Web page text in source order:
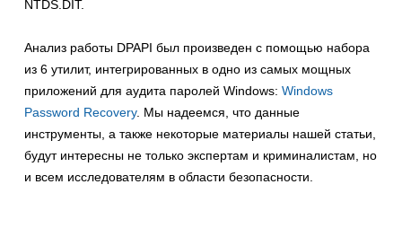
NTDS.DIT.
Анализ работы DPAPI был произведен с помощью набора
из 6 утилит, интегрированных в одно из самых мощных
приложений для аудита паролей Windows: Windows
Password Recovery. Мы надеемся, что данные
инструменты, а также некоторые материалы нашей статьи,
будут интересны не только экспертам и криминалистам, но
и всем исследователям в области безопасности.